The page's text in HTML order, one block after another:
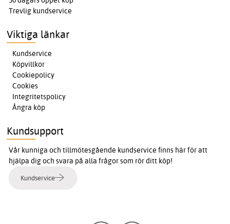
Trevlig kundservice
Viktiga länkar
Kundservice
Köpvillkor
Cookiepolicy
Cookies
Integritetspolicy
Ångra köp
Kundsupport
Vår kunniga och tillmötesgående kundservice finns här för att
hjälpa dig och svara på alla frågor som rör ditt köp!
Kundservice